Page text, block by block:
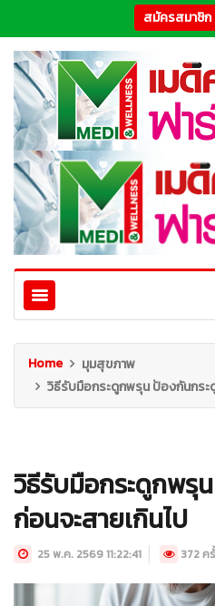
สมัครสมาชิก
Home
มุมสุขภาพ
วิธีรับมือกระดูกพรุน ป้องกันกระ
วิธีรับมือกระดูกพรุ
ก่อนจะสายเกินไป
25 พ.ค. 2569 11:22:41 372 ค